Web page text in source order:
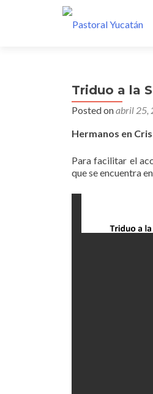
Triduo a la
Posted onabril 25,
Hermanos en
Para facilitar el
que se encuentra